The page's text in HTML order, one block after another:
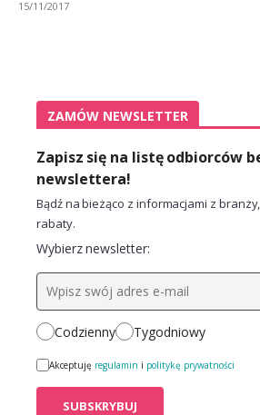
15/11/2017
ZAMÓW NEWSLETTER
Zapisz się na listę odbiorców
newslettera!
Bądź na bieżąco z informacjami z
rabaty.
Wybierz newsletter:
Codzienny Tygodniowy
Akceptuję regulamin i politykę prywatności